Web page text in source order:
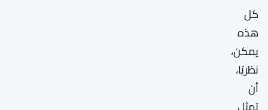
كل
هذه
يمكن،
نظريًا،
أن